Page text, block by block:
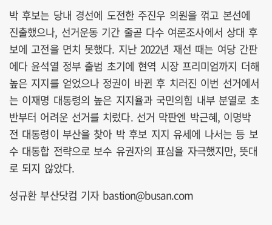
박 후보는 당내 경선에 도전한 주진우 의원을 꺾고 본선에
진출했으나, 선거운동 기간 줄곧 다수 여론조사에서 상대 후
보에 고전을 면치 못했다. 지난 2022년 재선 때는 여당 간판
에다 윤석열 정부 출범 초기에 현역 시장 프리미엄까지 더해
높은 지지를 얻었으나 정권이 바뀐 후 치러진 이번 선거에서
는 이재명 대통령의 높은 지지율과 국민의힘 내부 분열로 초
반부터 어려운 선거를 치렀다. 선거 막판엔 박근혜, 이명박
전 대통령이 부산을 찾아 박 후보 지지 유세에 나서는 등 보
수 대통합 전략으로 보수 유권자의 표심을 자극했지만, 뜻대
로 되지 않았다.
성규환 부산닷컴 기자 bastion@busan.com